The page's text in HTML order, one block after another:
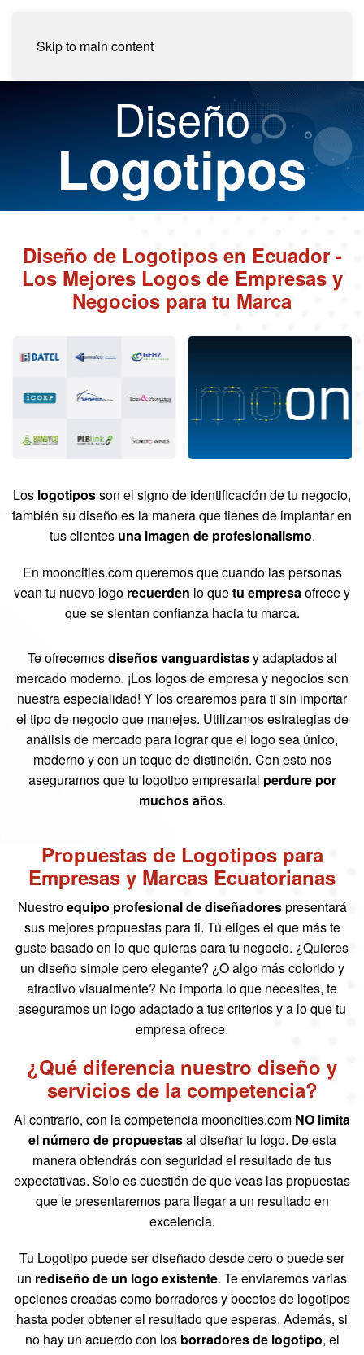
Skip to main content
Diseño
Logotipos
Diseño de Logotipos en Ecuador -
Los Mejores Logos de Empresas y
Negocios para tu Marca
Los logotiposson el signo de identificación de tu negocio,
también su diseño es la manera que tienes de implantar en
tus clientes una imagen de profesionalismo.
En mooncities.com queremos que cuando las personas
vean tu nuevo logo recuerden lo quetu empresa ofrece y
que se sientan confianza hacia tu marca.
Te ofrecemosdiseños vanguardistasy adaptados al
mercado moderno. ¡Los logos de empresa y negocios son
nuestra especialidad! Y los crearemos para ti sin importar
el tipo de negocio que manejes. Utilizamos estrategias de
análisis de mercado para lograr que el logo sea único,
moderno y con un toque de distinción. Con esto nos
aseguramos que tu logotipo empresarial perdure por
muchos años.
Propuestas de Logotipos para
Empresas y Marcas Ecuatorianas
Nuestroequipo profesional de diseñadorespresentará
sus mejores propuestas para ti. Tú eliges el que más te
guste basado en lo que quieras para tu negocio. ¿Quieres
un diseño simple pero elegante? ¿O algo más colorido y
atractivo visualmente? No importa lo que necesites, te
aseguramos un logo adaptado a tus criterios y a lo que tu
empresa ofrece.
¿Qué diferencia nuestro diseño y
servicios de la competencia?
Al contrario, con la competencia mooncities.com NO limita
el número de propuestasal diseñar tu logo. De esta
manera obtendrás con seguridad el resultado de tus
expectativas. Solo es cuestión de que veas las propuestas
que te presentaremos para llegar a un resultado en
excelencia.
Tu Logotipo puede ser diseñado desde cero o puede ser
un rediseño de un logo existente. Te enviaremos varias
opciones creadas como borradores y bocetos de logotipos
hasta poder obtener el resultado que esperas. Además, si
no hay un acuerdo con los borradores de logotipo, el